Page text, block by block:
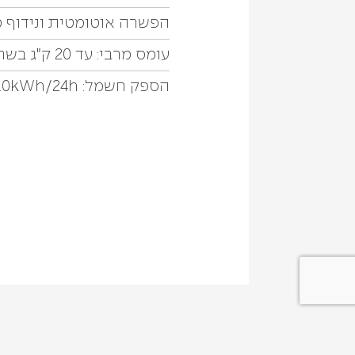
הפשרה אוטומטית ונידוף
עומס מרבי: עד 20 ק"ג בשר
הספק חשמל: 1.0kWh/24h